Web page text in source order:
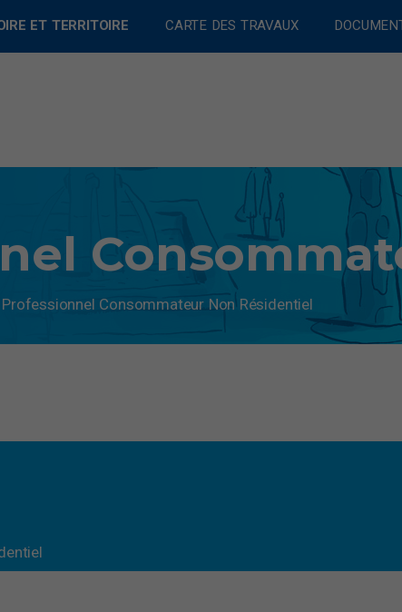
ET TERRITOIRE CARTE DES TRAVAUX
Professionnel Consommateur Non Résidentiel